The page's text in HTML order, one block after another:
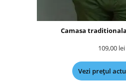
Camasa
109,00 lei
Vezi prețul